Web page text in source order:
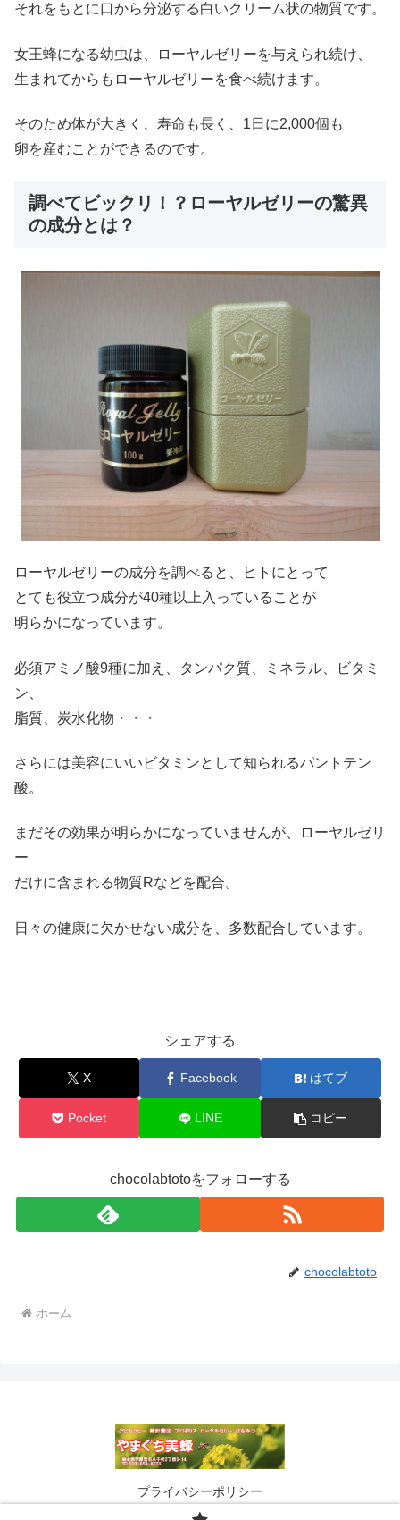
それをもとに口から分泌する白いクリーム状の物質です。
女王蜂になる幼虫は、ローヤルゼリーを与えられ続け、
生まれてからもローヤルゼリーを食べ続けます。
そのため体が大きく、寿命も長く、1日に2,000個も
卵を産むことができるのです。
調べてビックリ！？ローヤルゼリーの驚異
の成分とは？
ローヤルゼリーの成分を調べると、ヒトにとって
とても役立つ成分が40種以上入っていることが
明らかになっています。
必須アミノ酸9種に加え、タンパク質、ミネラル、ビタミ
ン、
脂質、炭水化物・・・
さらには美容にいいビタミンとして知られるパントテン
酸。
まだその効果が明らかになっていませんが、ローヤルゼリ
ー
だけに含まれる物質Rなどを配合。
日々の健康に欠かせない成分を、多数配合しています。
シェアする
X Facebook はてブ
Pocket LINE コピー
chocolabtotoをフォローする
chocolabtoto
ホーム
プライバシーポリシー